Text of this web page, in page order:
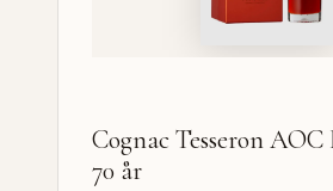
Cognac Tesseron AOC
70 år